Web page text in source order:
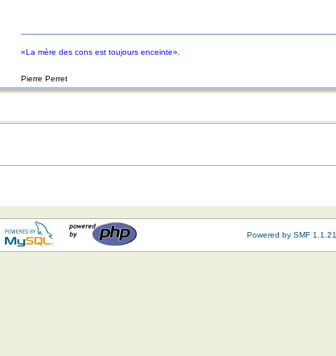
«La mère des cons est toujours enceinte».
Pierre Perret
Powered by SMF 1.1.21